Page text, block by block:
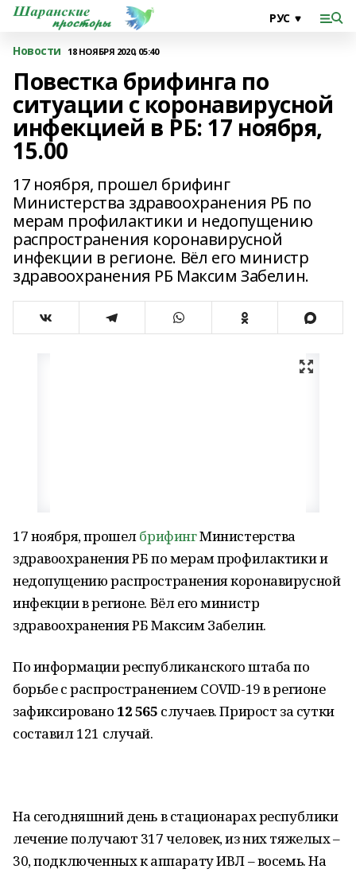
Новости 18 НОЯБРЯ 2020, 05:40
Повестка брифинга по
ситуации с коронавирусной
инфекцией в РБ: 17 ноября,
15.00
17 ноября, прошел брифинг
Министерства здравоохранения РБ по
мерам профилактики и недопущению
распространения коронавирусной
инфекции в регионе. Вёл его министр
здравоохранения РБ Максим Забелин.
17 ноября, прошелбрифингМинистерства
здравоохранения РБ по мерам профилактики и
недопущению распространения коронавирусной
инфекции в регионе. Вёл его министр
здравоохранения РБ Максим Забелин.
По информации республиканского штаба по
борьбе с распространением COVID-19 в регионе
зафиксировано 12 565 случаев. Прирост за сутки
составил 121 случай.
На сегодняшний день в стационарах республики
лечение получают 317 человек, из них тяжелых –
30, подключенных к аппарату ИВЛ – восемь. На